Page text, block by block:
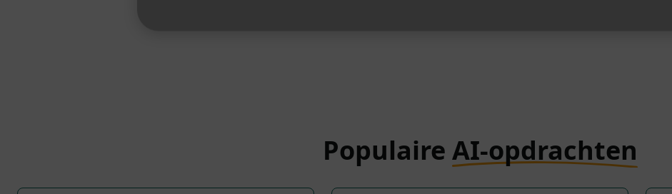
Populaire AI-opdrachten